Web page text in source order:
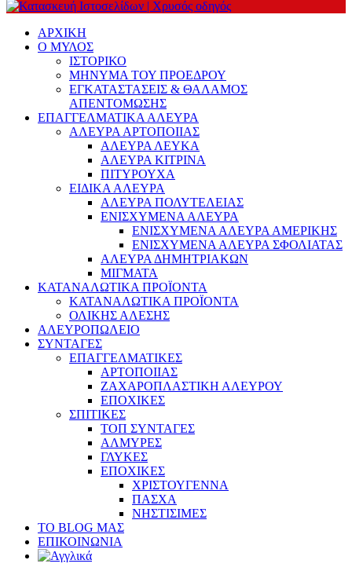
ΑΡΧΙΚΗ
Ο ΜΥΛΟΣ
ΙΣΤΟΡΙΚΟ
ΜΗΝΥΜΑ ΤΟΥ ΠΡΟΕΔΡΟΥ
ΕΓΚΑΤΑΣΤΑΣΕΙΣ & ΘΑΛΑΜΟΣ
ΑΠΕΝΤΟΜΩΣΗΣ
ΕΠΑΓΓΕΛΜΑΤΙΚΑ ΑΛΕΥΡΑ
ΑΛΕΥΡΑ ΑΡΤΟΠΟΙΙΑΣ
ΑΛΕΥΡΑ ΛΕΥΚΑ
ΑΛΕΥΡΑ ΚΙΤΡΙΝΑ
ΠΙΤΥΡΟΥΧΑ
ΕΙΔΙΚΑ ΑΛΕΥΡΑ
ΑΛΕΥΡΑ ΠΟΛΥΤΕΛΕΙΑΣ
ΕΝΙΣΧΥΜΕΝΑ ΑΛΕΥΡΑ
ΕΝΙΣΧΥΜΕΝΑ ΑΛΕΥΡΑ ΑΜΕΡΙΚΗΣ
ΕΝΙΣΧΥΜΕΝΑ ΑΛΕΥΡΑ ΣΦΟΛΙΑΤΑΣ
ΑΛΕΥΡΑ ΔΗΜΗΤΡΙΑΚΩΝ
ΜΙΓΜΑΤΑ
ΚΑΤΑΝΑΛΩΤΙΚΑ ΠΡΟΪΟΝΤΑ
ΚΑΤΑΝΑΛΩΤΙΚΑ ΠΡΟΪΟΝΤΑ
ΟΛΙΚΗΣ ΑΛΕΣΗΣ
ΑΛΕΥΡΟΠΩΛΕΙΟ
ΣΥΝΤΑΓΕΣ
ΕΠΑΓΓΕΛΜΑΤΙΚΕΣ
ΑΡΤΟΠΟΙΙΑΣ
ΖΑΧΑΡΟΠΛΑΣΤΙΚΗ ΑΛΕΥΡΟΥ
ΕΠΟΧΙΚΕΣ
ΣΠΙΤΙΚΕΣ
ΤΟΠ ΣΥΝΤΑΓΕΣ
ΑΛΜΥΡΕΣ
ΓΛΥΚΕΣ
ΕΠΟΧΙΚΕΣ
ΧΡΙΣΤΟΥΓΕΝΝΑ
ΠΑΣΧΑ
ΝΗΣΤΙΣΙΜΕΣ
ΤΟ BLOG ΜΑΣ
ΕΠΙΚΟΙΝΩΝΙΑ